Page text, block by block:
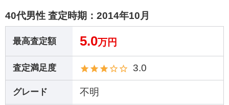
40代男性 査定時期： 2014年10月
最高査定額 5.0万円
査定満足度 3.0
グレード 不明